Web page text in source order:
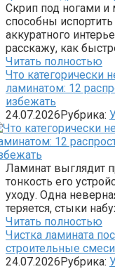
Скрип под ногами
способны
аккуратного
расскажу, как
Читать полностью
Что категорически
ламинатом: 12
избежать
24.07.2026Рубрика:
Ламинат выглядит
тонкость его
уходу. Одна
теряется, стыки
Читать полностью
Чистка ламината
строительные
24.07.2026Рубрика: